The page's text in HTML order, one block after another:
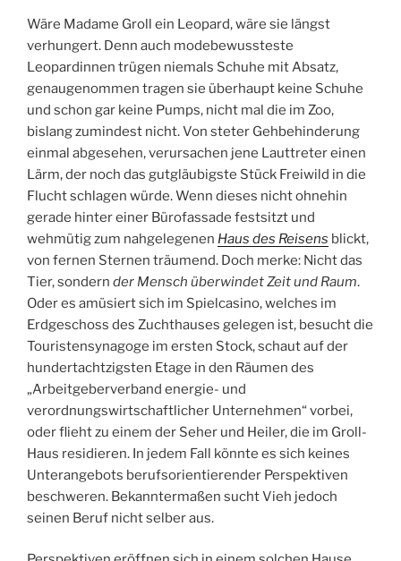
Wäre Madame Groll ein Leopard, wäre sie längst
verhungert. Denn auch modebewussteste
Leopardinnen trügen niemals Schuhe mit Absatz,
genaugenommen tragen sie überhaupt keine Schuhe
und schon gar keine Pumps, nicht mal die im Zoo,
bislang zumindest nicht. Von steter Gehbehinderung
einmal abgesehen, verursachen jene Lauttreter einen
Lärm, der noch das gutgläubigste Stück Freiwild in die
Flucht schlagen würde. Wenn dieses nicht ohnehin
gerade hinter einer Bürofassade festsitzt und
wehmütig zum nahgelegenen Haus des Reisens blickt,
von fernen Sternen träumend. Doch merke: Nicht das
Tier, sondern der Mensch überwindet Zeit und Raum.
Oder es amüsiert sich im Spielcasino, welches im
Erdgeschoss des Zuchthauses gelegen ist, besucht die
Touristensynagoge im ersten Stock, schaut auf der
hundertachtzigsten Etage in den Räumen des
„Arbeitgeberverband energie- und
verordnungswirtschaftlicher Unternehmen“ vorbei,
oder flieht zu einem der Seher und Heiler, die im Groll-
Haus residieren. In jedem Fall könnte es sich keines
Unterangebots berufsorientierender Perspektiven
beschweren. Bekanntermaßen sucht Vieh jedoch
seinen Beruf nicht selber aus.